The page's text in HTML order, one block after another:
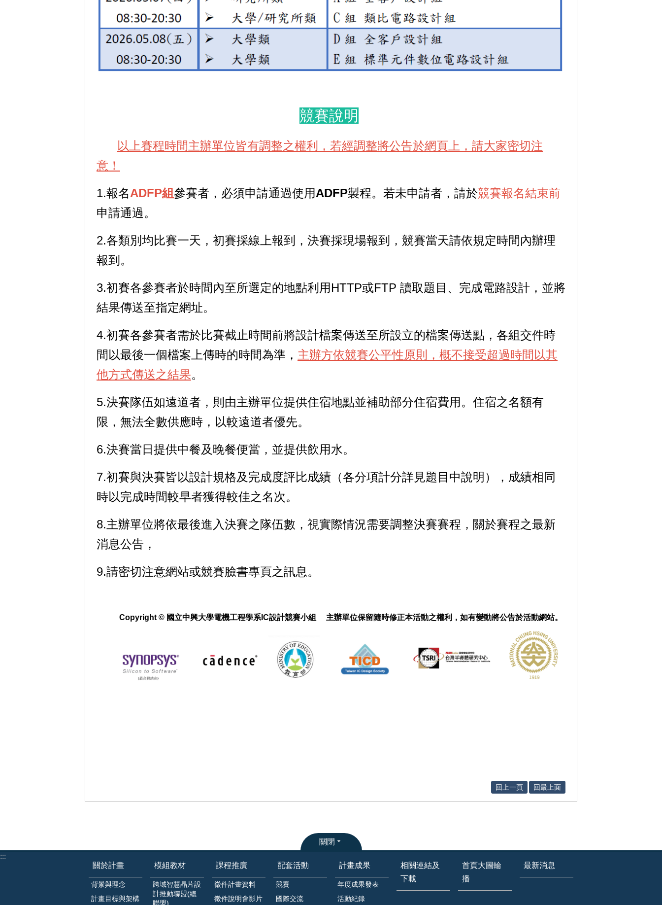
競賽說明
以上賽程時間主辦單位皆有調整之權利，若經調整將公告於網頁上，請大家密切注
意！
1.報名ADFP組參賽者，必須申請通過使用ADFP製程。若未申請者，請於競賽報名結束前
申請通過。
2.各類別均比賽一天，初賽採線上報到，決賽採現場報到，競賽當天請依規定時間內辦理
報到。
3.初賽各參賽者於時間內至所選定的地點利用HTTP或FTP 讀取題目、完成電路設計，並將
結果傳送至指定網址。
4.初賽各參賽者需於比賽截止時間前將設計檔案傳送至所設立的檔案傳送點，各組交件時
間以最後一個檔案上傳時的時間為準， 主辦方依競賽公平性原則，概不接受超過時間以其
他方式傳送之結果。
5.決賽隊伍如遠道者，則由主辦單位提供住宿地點並補助部分住宿費用。住宿之名額有
限，無法全數供應時，以較遠道者優先。
6.決賽當日提供中餐及晚餐便當，並提供飲用水。
7.初賽與決賽皆以設計規格及完成度評比成績（各分項計分詳見題目中說明），成績相同
時以完成時間較早者獲得較佳之名次。
8.主辦單位將依最後進入決賽之隊伍數，視實際情況需要調整決賽賽程，關於賽程之最新
消息公告，
9.請密切注意網站或競賽臉書專頁之訊息。
Copyright © 國立中興大學電機工程學系IC設計競賽小組 主辦單位保留隨時修正本活動之權利，如有變動將公告於活動網站。
回上一頁 回最上面
關閉
:::
關於計畫
背景與理念
計畫目標與架構
模組教材
跨域智慧晶片設
計推動聯盟(總
聯盟)
課程推廣
徵件計畫資料
徵件說明會影片
配套活動
競賽
國際交流
計畫成果
年度成果發表
活動紀錄
相關連結及
下載
首頁大圖輪
播
最新消息